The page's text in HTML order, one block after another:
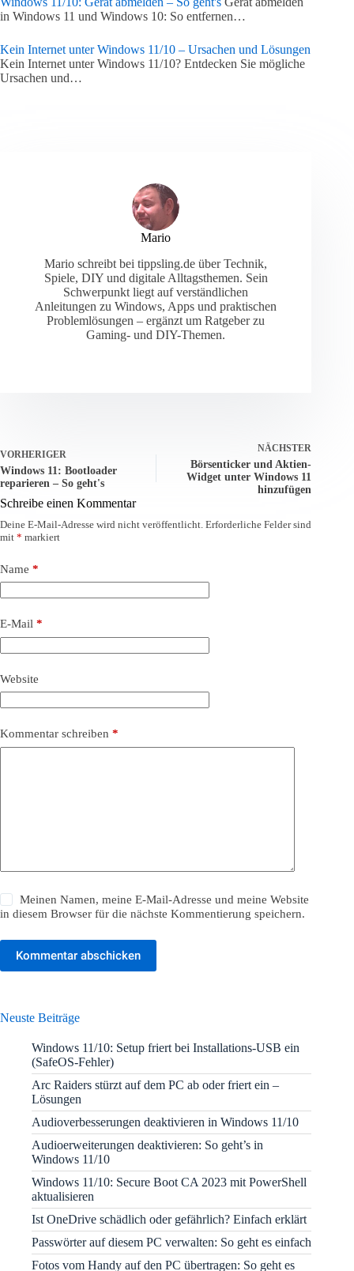
in Windows 11 und Windows 10: So entfernen…
Kein Internet unter Windows 11/10 – Ursachen und Lösungen
Kein Internet unter Windows 11/10? Entdecken Sie mögliche
Ursachen und…
Mario
Mario schreibt bei tippsling.de über Technik,
Spiele, DIY und digitale Alltagsthemen. Sein
Schwerpunkt liegt auf verständlichen
Anleitungen zu Windows, Apps und praktischen
Problemlösungen – ergänzt um Ratgeber zu
Gaming- und DIY-Themen.
VORHERIGER
Windows 11: Bootloader
reparieren – So geht's
NÄCHSTER
Börsenticker und Aktien-
Widget unter Windows 11
hinzufügen
Schreibe einen Kommentar
Deine E-Mail-Adresse wird nicht veröffentlicht. Erforderliche Felder sind
mit * markiert
Name *
E-Mail *
Website
Kommentar schreiben *
Meinen Namen, meine E-Mail-Adresse und meine Website
in diesem Browser für die nächste Kommentierung speichern.
Kommentar abschicken
Neuste Beiträge
Windows 11/10: Setup friert bei Installations-USB ein
(SafeOS-Fehler)
Arc Raiders stürzt auf dem PC ab oder friert ein –
Lösungen
Audioverbesserungen deaktivieren in Windows 11/10
Audioerweiterungen deaktivieren: So geht’s in
Windows 11/10
Windows 11/10: Secure Boot CA 2023 mit PowerShell
aktualisieren
Ist OneDrive schädlich oder gefährlich? Einfach erklärt
Passwörter auf diesem PC verwalten: So geht es einfach
Fotos vom Handy auf den PC übertragen: So geht es